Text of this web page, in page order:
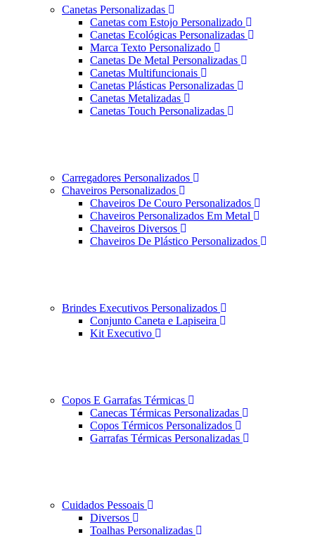
Canetas Personalizadas
Canetas com Estojo Personalizado
Canetas Ecológicas Personalizadas
Marca Texto Personalizado
Canetas De Metal Personalizadas
Canetas Multifuncionais
Canetas Plásticas Personalizadas
Canetas Metalizadas
Canetas Touch Personalizadas
Carregadores Personalizados
Chaveiros Personalizados
Chaveiros De Couro Personalizados
Chaveiros Personalizados Em Metal
Chaveiros Diversos
Chaveiros De Plástico Personalizados
Brindes Executivos Personalizados
Conjunto Caneta e Lapiseira
Kit Executivo
Copos E Garrafas Térmicas
Canecas Térmicas Personalizadas
Copos Térmicos Personalizados
Garrafas Térmicas Personalizadas
Cuidados Pessoais
Diversos
Toalhas Personalizadas